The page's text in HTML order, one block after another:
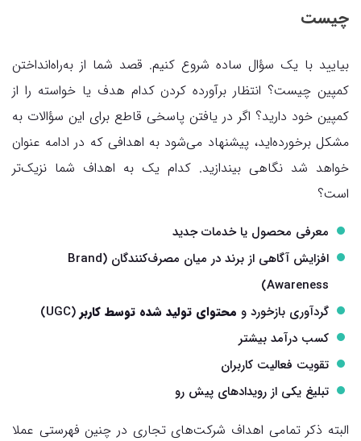
چیست
بیایید با یک سؤال ساده شروع کنیم. قصد شما از به‌راه‌انداختن
کمپین چیست؟ انتظار برآورده کردن کدام هدف یا خواسته را از
کمپین خود دارید؟ اگر در یافتن پاسخی قاطع برای این سؤالات به
مشکل برخورده‌اید، پیشنهاد می‌شود به اهدافی که در ادامه عنوان
خواهد شد نگاهی بیندازید. کدام یک به اهداف شما نزیک‌تر
است؟
معرفی محصول یا خدمات جدید
افزایش آگاهی از برند در میان مصرف‌کنندگان (Brand
Awareness)
گردآوری بازخورد و محتوای تولید شده توسط کاربر(UGC)
کسب درآمد بیشتر
تقویت فعالیت کاربران
تبلیغ یکی از رویدادهای پیش‌ رو
البته ذکر تمامی اهداف شرکت‌های تجاری در چنین فهرستی عملا